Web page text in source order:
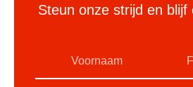
Steun onze strijd en blijf